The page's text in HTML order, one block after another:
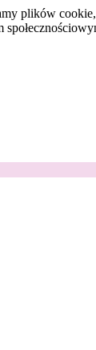
plików cookie,